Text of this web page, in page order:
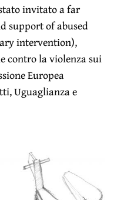
invitato a far
support of abused
intervention),
contro la violenza sui
Europea
Uguaglianza e